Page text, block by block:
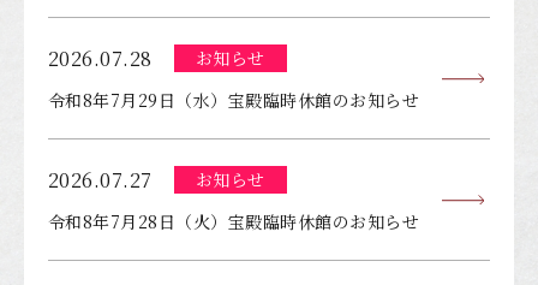
2026.07.28
お知らせ
令和8年7月29日（水）宝殿臨時休館のお知らせ
2026.07.27
お知らせ
令和8年7月28日（火）宝殿臨時休館のお知らせ